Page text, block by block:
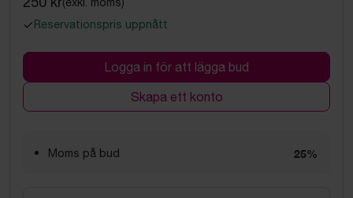
Reservationspris uppnått
Logga in för att lägga bud
Skapa ett konto
Moms på bud 25%